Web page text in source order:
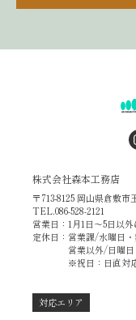
株式会社森本工務店
〒713-8125 岡山県倉敷市
TEL.086-528-2121
営業日：1月1日～5日以外
定休日：営業課/水曜日
営業以外/日曜
※祝日：日直対
対応エリア